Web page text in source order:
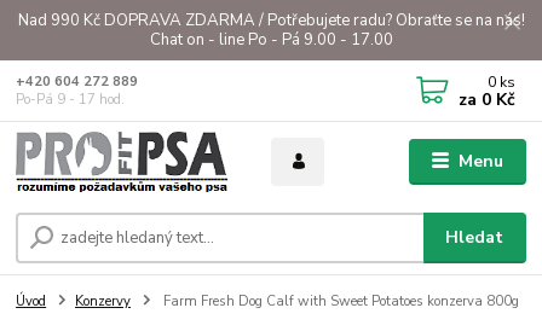
Nad 990 Kč DOPRAVA ZDARMA / Potřebujete radu? Obraťte se na nás!
Chat on - line Po - Pá 9.00 - 17.00
Menu
Hledat
+420 604 272 889
Po-Pá 9 - 17 hod.
0 ks
za 0 Kč
Úvod Konzervy Farm Fresh Dog Calf with Sweet Potatoes konzerva 800g